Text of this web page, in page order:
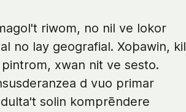
riwom, no nil ve lokor
no lay geografial. Xoþawin, kil
xwan nit ve sesto.
d vuo primar
solin komprēndere